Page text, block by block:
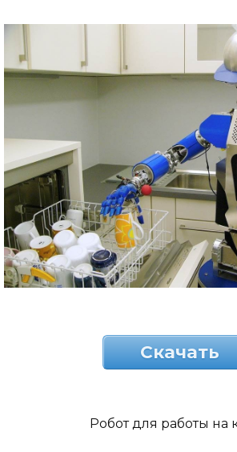
Скачать
Робот для работы на